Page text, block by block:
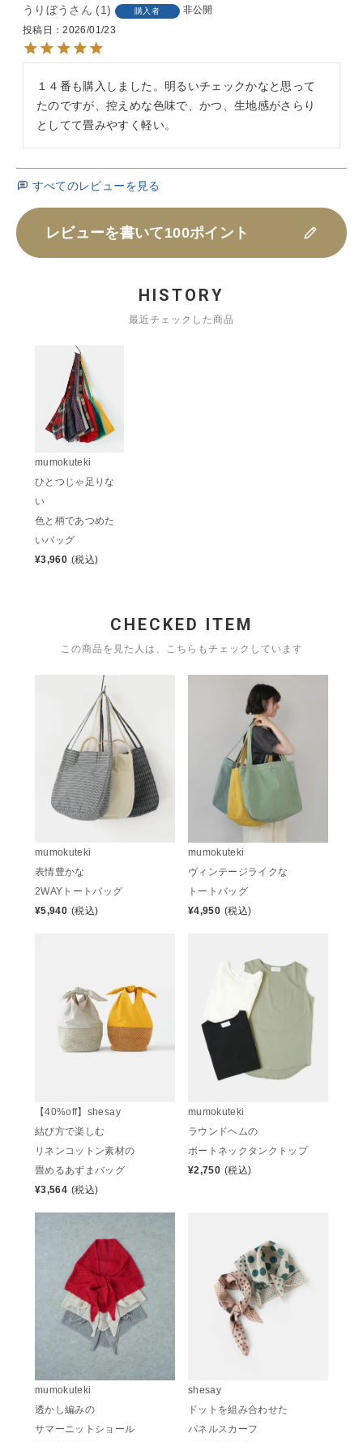
うりぼう 1 購入者
非公開
投稿日
2026/01/23
１４番も購入しました。明るいチェックかなと思って
たのですが、控えめな色味で、かつ、生地感がさらり
としてて畳みやすく軽い。
すべてのレビューを見る
レビューを書いて100ポイント
HISTORY
最近チェックした商品
mumokuteki
ひとつじゃ足りな
い
色と柄であつめた
いバッグ
¥3,960 (税込)
CHECKED ITEM
この商品を見た人は、こちらもチェックしています
mumokuteki
表情豊かな
2WAYトートバッグ
¥5,940 (税込)
mumokuteki
ヴィンテージライクな
トートバッグ
¥4,950 (税込)
【40%off】shesay
結び方で楽しむ
リネンコットン素材の
畳めるあずまバッグ
¥3,564 (税込)
mumokuteki
ラウンドヘムの
ボートネックタンクトップ
¥2,750 (税込)
mumokuteki
透かし編みの
サマーニットショール
shesay
ドットを組み合わせた
パネルスカーフ